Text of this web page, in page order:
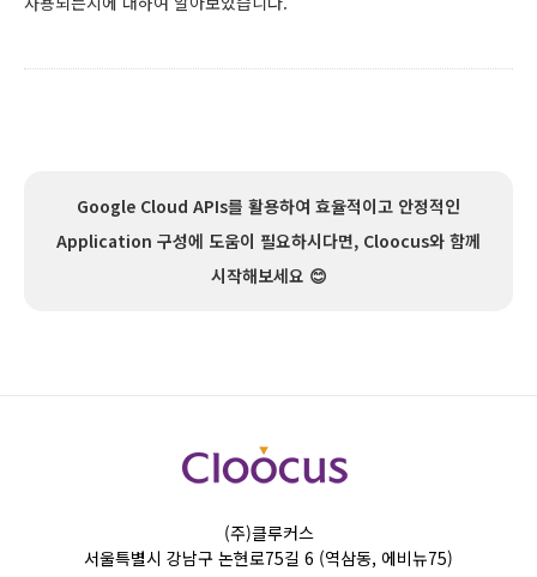
Google Cloud APIs를 활용하여 효율적이고 안정적인
Application 구성에 도움이 필요하시다면, Cloocus와 함께
시작해보세요 😊
(주)클루커스
서울특별시 강남구 논현로75길 6 (역삼동, 에비뉴75)